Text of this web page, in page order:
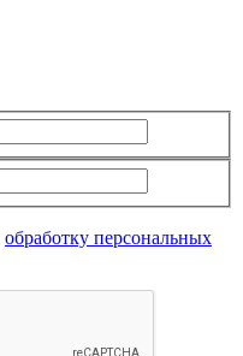
обработку персональных